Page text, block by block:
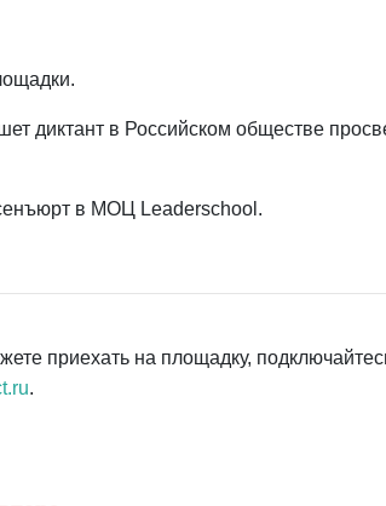
диктант в Российском обществе
в МОЦ Leaderschool.
приехать на площадку,
.